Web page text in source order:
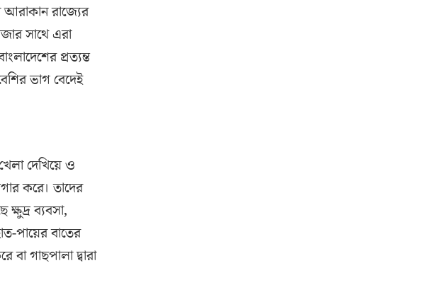
আরাকান রাজ্যের
সাথে এরা
প্রত্যন্ত
ভাগ বেদেই
দেখিয়ে ও
করে। তাদের
ব্যবসা,
পায়ের বাতের
গাছপালা দ্বারা